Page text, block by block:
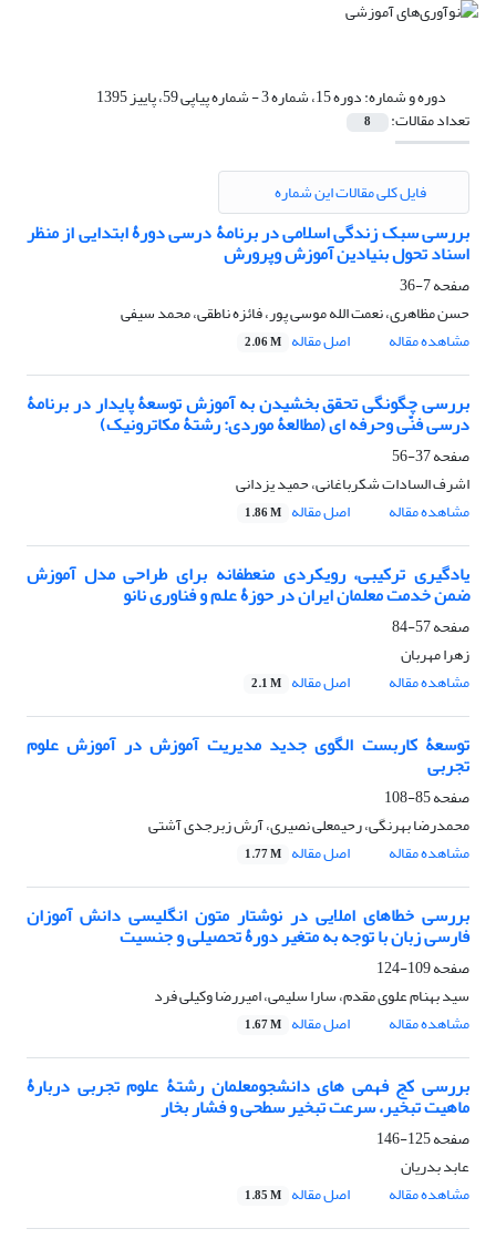
دوره و شماره:دوره 15، شماره 3 - شماره پیاپی 59، پاییز 1395
تعداد مقالات: 8
فایل کلی مقالات این شماره
بررسی سبک زندگی اسلامی در برنامۀ درسی دورۀ ابتدایی از منظر
اسناد تحول بنیادین آموزش وپرورش
صفحه7-36
حسن مظاهری، نعمت الله موسی پور، فائزه ناطقی، محمد سیفی
مشاهده مقاله
اصل مقاله 2.06 M
بررسی چگونگی تحقق بخشیدن به آموزش توسعۀ پایدار در برنامۀ
درسی فنّی وحرفه ای (مطالعۀ موردی: رشتۀ مکاترونیک)
صفحه37-56
اشرف السادات شکرباغانی، حمید یزدانی
مشاهده مقاله
اصل مقاله 1.86 M
یادگیری ترکیبی، رویکردی منعطفانه برای طراحی مدل آموزش
ضمن خدمت معلمان ایران در حوزۀ علم و فناوری نانو
صفحه57-84
زهرا مهربان
مشاهده مقاله
اصل مقاله 2.1 M
توسعۀ کاربست الگوی جدید مدیریت آموزش در آموزش علوم
تجربی
صفحه85-108
محمدرضا بهرنگی، رحیمعلی نصیری، آرش زبرجدی آشتی
مشاهده مقاله
اصل مقاله 1.77 M
بررسی خطاهای املایی در نوشتار متون انگلیسی دانش آموزان
فارسی زبان با توجه به متغیر دورۀ تحصیلی و جنسیت
صفحه109-124
سید بهنام علوی مقدم، سارا سلیمی، امیررضا وکیلی فرد
مشاهده مقاله
اصل مقاله 1.67 M
بررسی کج فهمی های دانشجومعلمان رشتۀ علوم تجربی دربارۀ
ماهیت تبخیر، سرعت تبخیر سطحی و فشار بخار
صفحه125-146
عابد بدریان
مشاهده مقاله
اصل مقاله 1.85 M